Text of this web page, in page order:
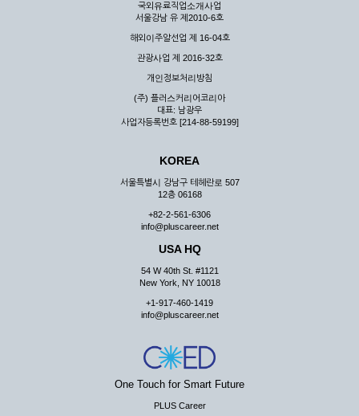
국외유료직업소개사업
서울강남 유 제2010-6호
해외이주알선업 제 16-04호
관광사업 제 2016-32호
개인정보처리방침
(주) 플러스커리어코리아
대표: 남광우
사업자등록번호 [214-88-59199]
KOREA
서울특별시 강남구 테헤란로 507
12층 06168
+82-2-561-6306
info@pluscareer.net
USA HQ
54 W 40th St. #1121
New York, NY 10018
+1-917-460-1419
info@pluscareer.net
One Touch for Smart Future
PLUS Career